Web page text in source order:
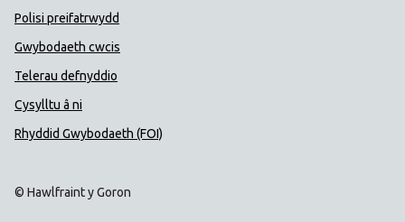
Polisi preifatrwydd
Gwybodaeth cwcis
Telerau defnyddio
Cysylltu â ni
Rhyddid Gwybodaeth (FOI)
© Hawlfraint y Goron